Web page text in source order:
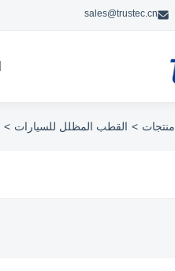
sales@trustec.cn
منتجات > القطب المظلل للسيارات >